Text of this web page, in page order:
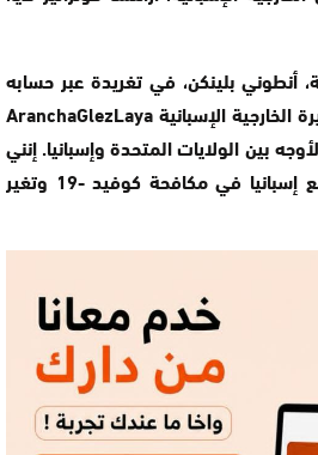
أنطوني بلينكن، في تغريدة عبر حسابه
في تويتر “ناقشت اليوم وزيرة الخارجية الإسبانية AranchaGlezLaya
بين الولايات المتحدة وإسبانيا. إنني
أتطلع إلى توثيق التعاون مع إسبانيا في مكافحة كوفيد -19 وتغير